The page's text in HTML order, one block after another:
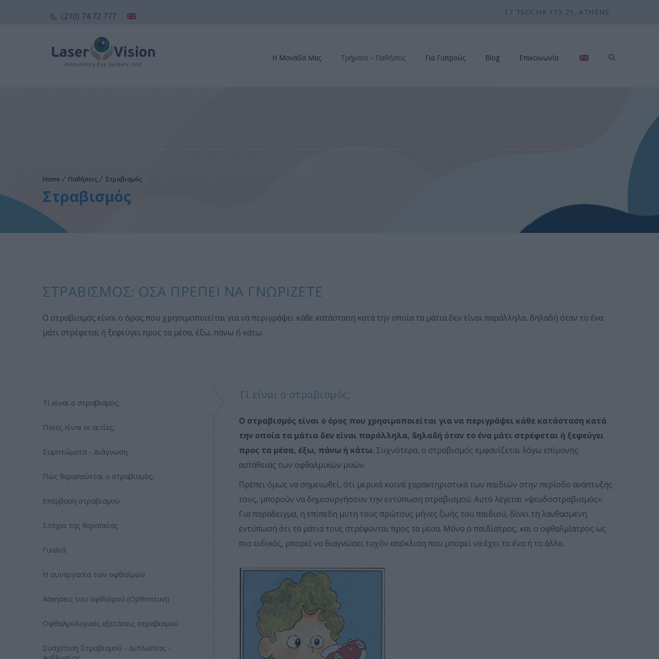
(210) 74 72 777 17 TSOCHA 115 21, ATHENS
Η Μονάδα Μας Τμήματα – Παθήσεις Για Γιατρούς Blog Επικοινωνία
Home Παθήσεις Στραβισμός
Στραβισμός
ΣΤΡΑΒΙΣΜΌΣ: ΌΣΑ ΠΡΈΠΕΙ ΝΑ ΓΝΩΡΊΖΕΤΕ
Ο στραβισμός είναι ο όρος που χρησιμοποιείται για να περιγράψει κάθε κατάσταση κατά την οποία τα μάτια δεν είναι παράλληλα, δηλαδή όταν το ένα
μάτι στρέφεται ή ξεφεύγει προς τα μέσα, έξω, πάνω ή κάτω.
Τί είναι ο στραβισμός;
Ποιες είναι οι αιτίες;
Συμπτώματα - Διάγνωση
Πώς θεραπεύεται ο στραβισμός;
Επέμβαση στραβισμού
Στόχοι της θεραπείας
Γυαλιά
Η συνεργασία των οφθαλμών
Ασκήσεις του οφθαλμού (Ορθοπτική)
Οφθαλμολογικές εξετάσεις στραβισμού
Συσχέτιση Στραβισμού - Διπλωπίας -
Τί είναι ο στραβισμός;
Ο στραβισμός είναι ο όρος που χρησιμοποιείται για να περιγράψει κάθε κατάσταση κατά
την οποία τα μάτια δεν είναι παράλληλα, δηλαδή όταν το ένα μάτι στρέφεται ή ξεφεύγει
προς τα μέσα, έξω, πάνω ή κάτω. Συχνότερα, ο στραβισμός εμφανίζεται λόγω επίμονης
αστάθειας των οφθαλμικών μυών.
Πρέπει όμως να σημειωθεί, ότι μερικά κοινά χαρακτηριστικά των παιδιών στην περίοδο ανάπτυξής
τους, μπορούν να δημιουργήσουν την εντύπωση στραβισμού. Αυτό λέγεται «ψευδοστραβισμός».
Για παράδειγμα, η επίπεδη μύτη τους πρώτους μήνες ζωής του παιδιού, δίνει τη λανθασμένη
εντύπωση ότι τα μάτια τους στρέφονται προς τα μέσα. Μόνο ο παιδίατρος, και ο οφθαλμίατρος ως
πιο ειδικός, μπορεί να διαγνώσει τυχόν απόκλιση που μπορεί να έχει το ένα ή το άλλο.